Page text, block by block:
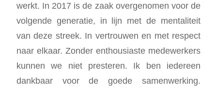
werkt. In 2017 is de zaak overgenomen voor de
volgende generatie, in lijn met de mentaliteit
van deze streek. In vertrouwen en met respect
naar elkaar. Zonder enthousiaste medewerkers
kunnen we niet presteren. Ik ben iedereen
dankbaar voor de goede samenwerking.